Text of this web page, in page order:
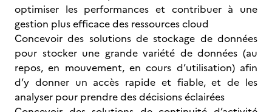
optimiser les performances et contribuer à une
gestion plus efficace des ressources cloud
Concevoir des solutions de stockage de données
pour stocker une grande variété de données (au
repos, en mouvement, en cours d’utilisation) afin
d’y donner un accès rapide et fiable, et de les
analyser pour prendre des décisions éclairées